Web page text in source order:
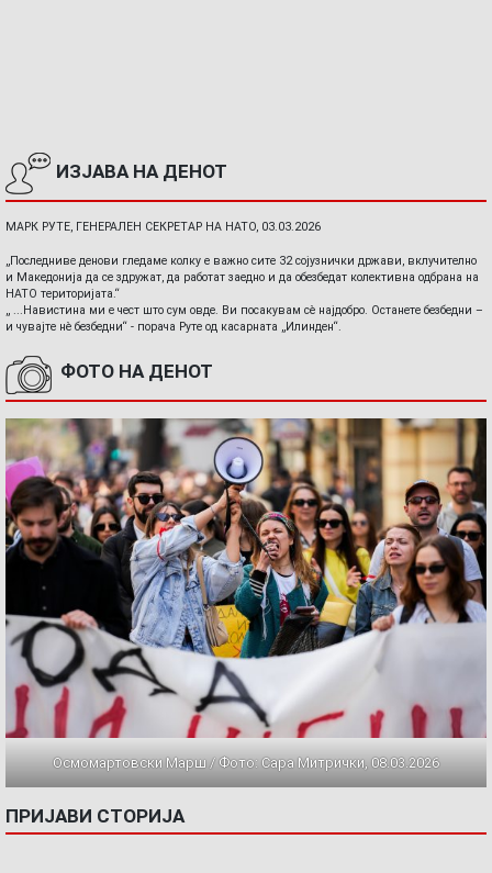
ИЗЈАВА НА ДЕНОТ
МАРК РУТЕ, ГЕНЕРАЛЕН СЕКРЕТАР НА НАТО, 03.03.2026
„Последниве денови гледаме колку е важно сите 32 сојузнички држави, вклучително
и Македонија да се здружат, да работат заедно и да обезбедат колективна одбрана на
НАТО територијата.“
„ ...Навистина ми е чест што сум овде. Ви посакувам сè најдобро. Останете безбедни –
и чувајте нè безбедни“ - порача Руте од касарната „Илинден“.
ФОТО НА ДЕНОТ
Осмомартовски Марш / Фото: Сара Митрички, 08.03.2026
ПРИЈАВИ СТОРИЈА